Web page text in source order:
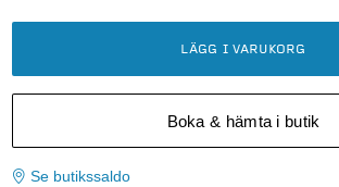
LÄGG I VARUKORG
Boka & hämta i butik
Se butikssaldo